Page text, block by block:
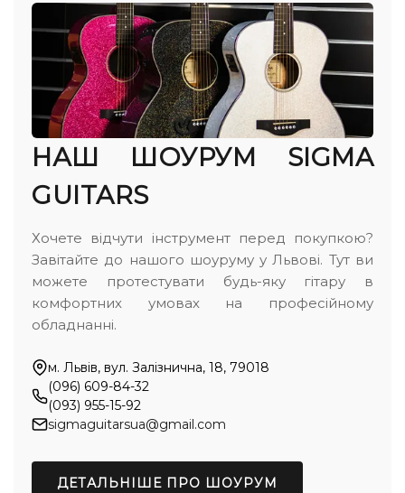
НАШ ШОУРУМ SIGMA
GUITARS
Хочете відчути інструмент перед покупкою?
Завітайте до нашого шоуруму у Львові. Тут ви
можете протестувати будь-яку гітару в
комфортних умовах на професійному
обладнанні.
м. Львів, вул. Залізнична, 18, 79018
(096) 609-84-32
(093) 955-15-92
sigmaguitarsua@gmail.com
ДЕТАЛЬНІШЕ ПРО ШОУРУМ